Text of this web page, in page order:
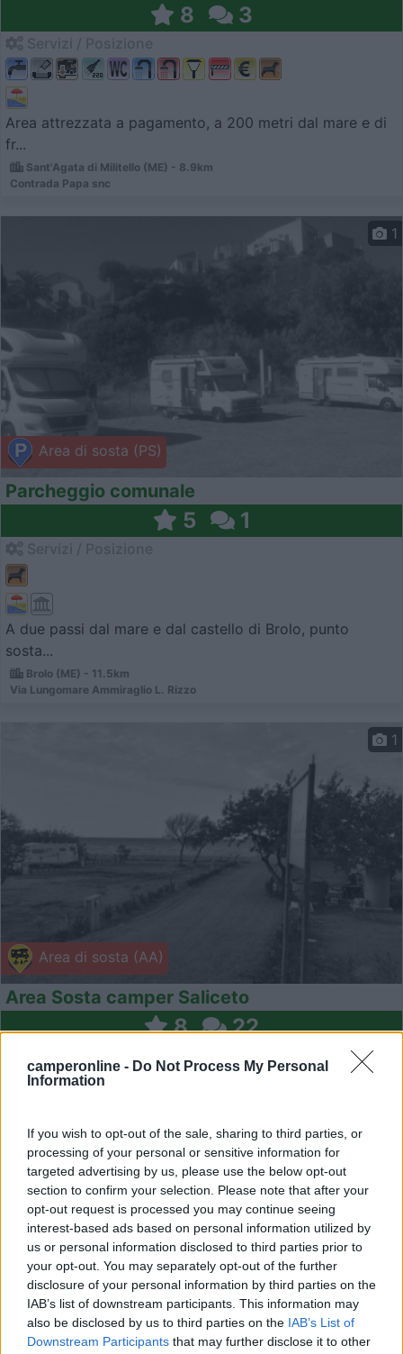
camperonline - Do Not Process My Personal
Information
If you wish to opt-out of the sale, sharing to third parties, or
processing of your personal or sensitive information for
targeted advertising by us, please use the below opt-out
section to confirm your selection. Please note that after your
opt-out request is processed you may continue seeing
interest-based ads based on personal information utilized by
us or personal information disclosed to third parties prior to
your opt-out. You may separately opt-out of the further
disclosure of your personal information by third parties on the
IAB’s list of downstream participants. This information may
also be disclosed by us to third parties on the IAB’s List of
Downstream Participants that may further disclose it to other
8 3
Area attrezzata a pagamento, a 200 metri dal mare e di
fr...
Sant'Agata di Militello (ME) - 8.9km
Contrada Papa snc
Area di sosta (PS)
1
Parcheggio comunale
5 1
A due passi dal mare e dal castello di Brolo, punto
sosta...
Brolo (ME) - 11.5km
Via Lungomare Ammiraglio L. Rizzo
Area di sosta (AA)
1
Area Sosta camper Saliceto
8 22
A 20 metri dal mare e a 200 metri da Marina di Patti,
are...
Gioiosa Marea (ME) - 20.3km
SS 113, Statale Saliceto 45